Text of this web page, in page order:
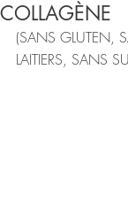
COLLAGÈNE
(SANS GLUTEN,
LAITIERS, SANS